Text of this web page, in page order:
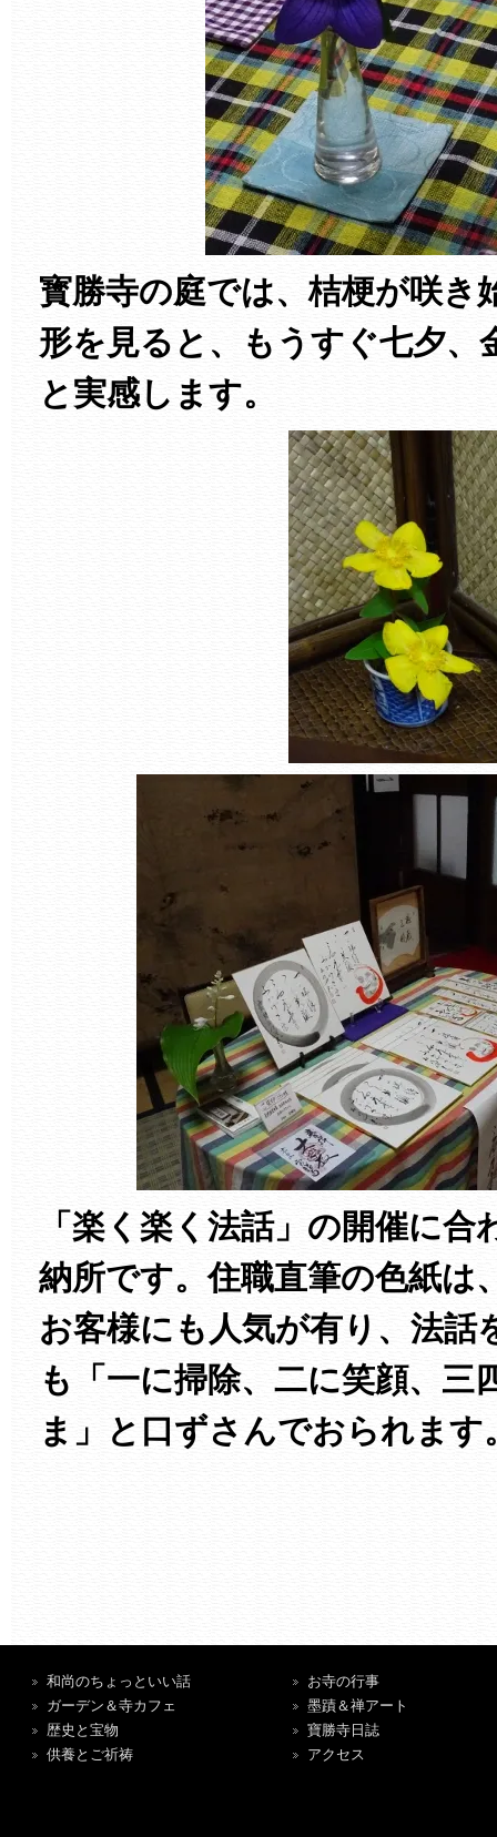
寳勝寺の庭では、桔梗が咲き
形を見ると、もうすぐ七夕、
と実感します。
「楽く楽く法話」の開催に
納所です。住職直筆の色紙は
お客様にも人気が有り、法話
も「一に掃除、二に笑顔、
ま」と口ずさんでおられます
和尚のちょっといい話
ガーデン＆寺カフェ
歴史と宝物
供養とご祈祷
お寺の行事
墨蹟＆禅アート
寶勝寺日誌
アクセス